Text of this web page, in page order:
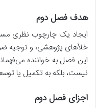
هدف فصل دوم
ایجاد یک چارچوب نظری
خلأهای پژوهشی، و توجیه
این فصل به خواننده
نیست، بلکه به تکمیل یا
اجزای فصل دوم